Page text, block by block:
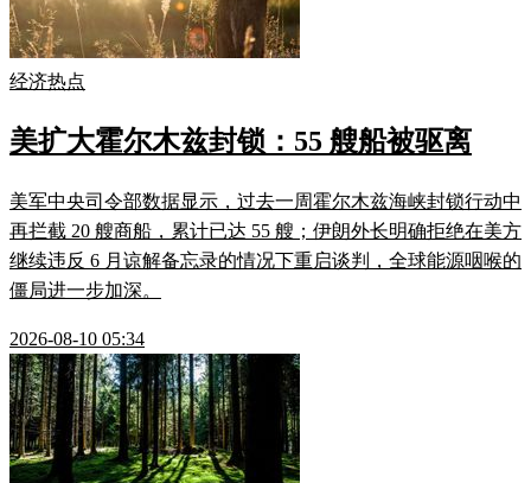
经济热点
美扩大霍尔木兹封锁：55 艘船被驱离
美军中央司令部数据显示，过去一周霍尔木兹海峡封锁行动中
再拦截 20 艘商船，累计已达 55 艘；伊朗外长明确拒绝在美方
继续违反 6 月谅解备忘录的情况下重启谈判，全球能源咽喉的
僵局进一步加深。
2026-08-10 05:34